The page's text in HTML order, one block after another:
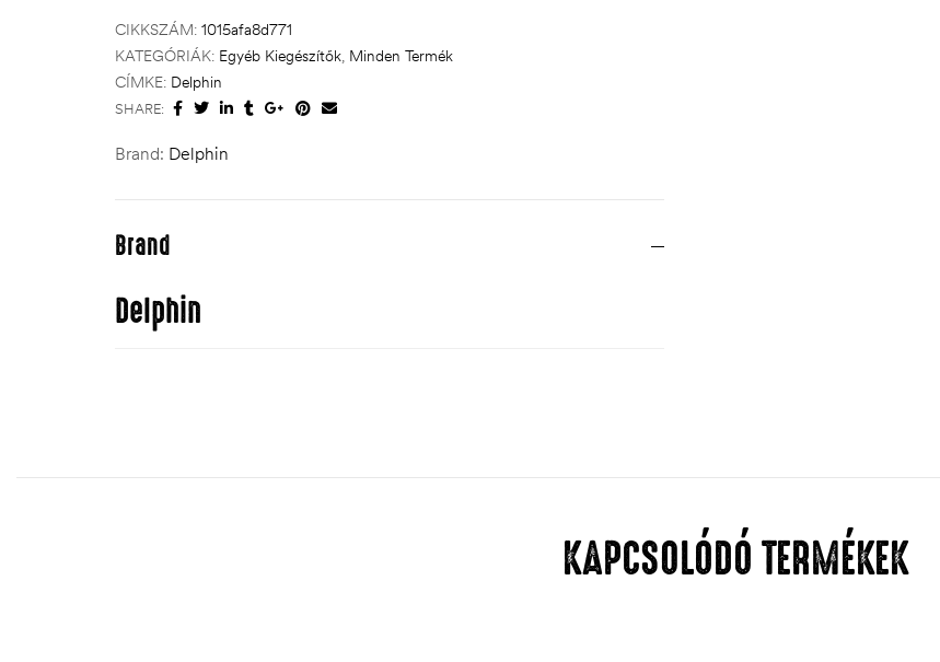
CIKKSZÁM: 1015afa8d771
KATEGÓRIÁK: Egyéb Kiegészítők, Minden Termék
CÍMKE: Delphin
SHARE:
Brand: Delphin
Brand
Delphin
KAPCSOLÓDÓ TERMÉKEK